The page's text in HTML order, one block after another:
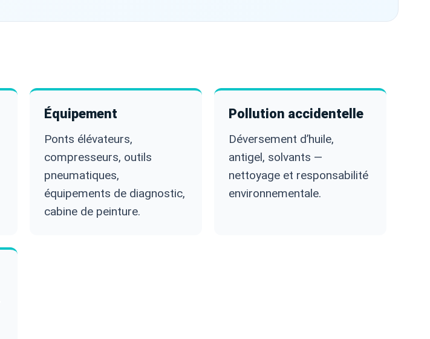
Équipement
Ponts élévateurs,
compresseurs, outils
pneumatiques,
équipements de diagnostic,
cabine de peinture.
Pollution accidentelle
Déversement d’huile,
antigel, solvants —
nettoyage et responsabilité
environnementale.